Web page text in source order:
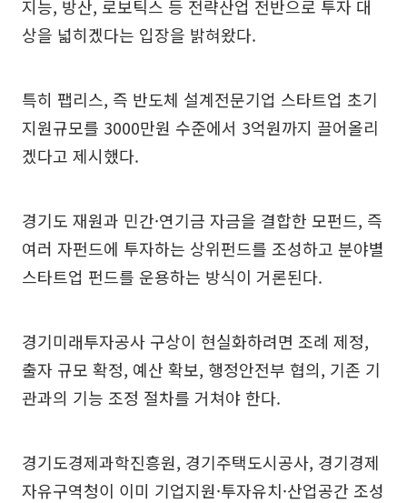
지능, 방산, 로보틱스 등 전략산업 전반으로 투자 대
상을 넓히겠다는 입장을 밝혀왔다.
특히 팹리스, 즉 반도체 설계전문기업 스타트업 초기
지원규모를 3000만원 수준에서 3억원까지 끌어올리
겠다고 제시했다.
경기도 재원과 민간·연기금 자금을 결합한 모펀드, 즉
여러 자펀드에 투자하는 상위펀드를 조성하고 분야별
스타트업 펀드를 운용하는 방식이 거론된다.
경기미래투자공사 구상이 현실화하려면 조례 제정,
출자 규모 확정, 예산 확보, 행정안전부 협의, 기존 기
관과의 기능 조정 절차를 거쳐야 한다.
경기도경제과학진흥원, 경기주택도시공사, 경기경제
자유구역청이 이미 기업지원·투자유치·산업공간 조성